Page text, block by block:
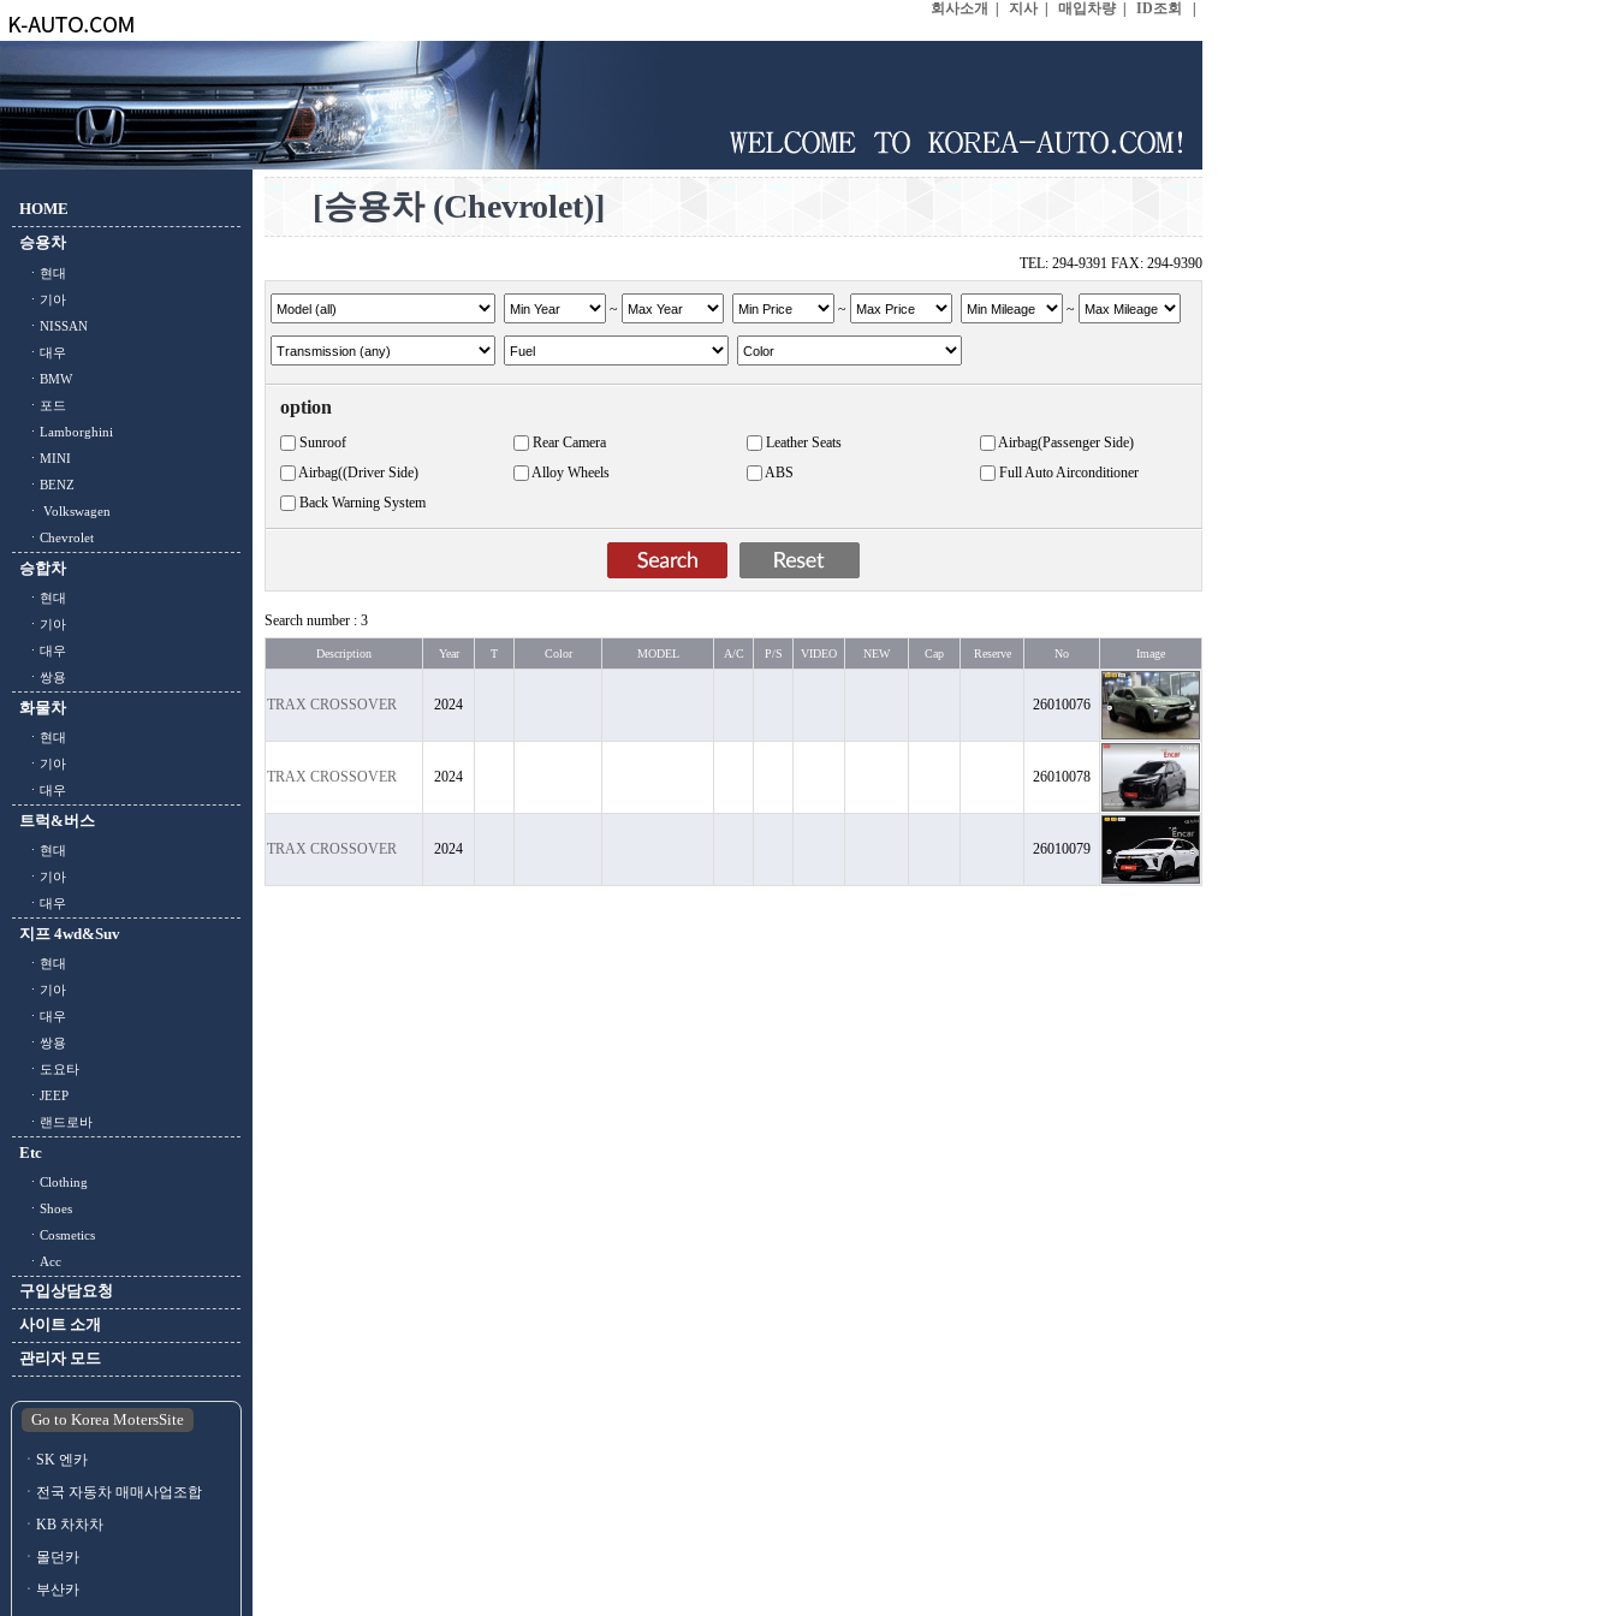
회사소개 지사| 매입차량| ID조회
HOME
승용차
ㆍ현대
ㆍ기아
ㆍNISSAN
ㆍ대우
ㆍBMW
ㆍ포드
ㆍLamborghini
ㆍMINI
ㆍBENZ
ㆍ Volkswagen
ㆍChevrolet
승합차
ㆍ현대
ㆍ기아
ㆍ대우
ㆍ쌍용
화물차
ㆍ현대
ㆍ기아
ㆍ대우
트럭&버스
ㆍ현대
ㆍ기아
ㆍ대우
지프 4wd&Suv
ㆍ현대
ㆍ기아
ㆍ대우
ㆍ쌍용
ㆍ도요타
ㆍJEEP
ㆍ랜드로바
Etc
ㆍClothing
ㆍShoes
ㆍCosmetics
ㆍAcc
구입상담요청
사이트 소개
관리자 모드
Go to Korea MotersSite
ㆍSK 엔카
ㆍ전국 자동차 매매사업조합
ㆍKB 차차차
ㆍ몰던카
ㆍ부산카
[승용차 (Chevrolet)]
TEL: 294-9391 FAX: 294-9390
~ ~ ~
option
Sunroof Rear Camera Leather Seats
Airbag(Passenger Side)
Airbag((Driver Side)
Alloy Wheels ABS
Full Auto Airconditioner
Back Warning System
Search number : 3
Description Year T Color MODEL A/C P/S VIDEO NEW Cap Reserve No Image
TRAX CROSSOVER 2024 26010076
TRAX CROSSOVER 2024 26010078
TRAX CROSSOVER 2024 26010079